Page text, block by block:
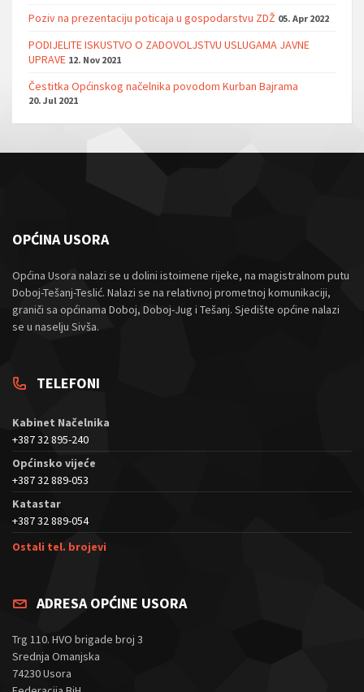
Poziv na prezentaciju poticaja u gospodarstvu ZDŽ 05. Apr 2022
PODIJELITE ISKUSTVO O ZADOVOLJSTVU USLUGAMA JAVNE
UPRAVE 12. Nov 2021
Čestitka Općinskog načelnika povodom Kurban Bajrama
20. Jul 2021
OPĆINA USORA
Općina Usora nalazi se u dolini istoimene rijeke, na magistralnom putu
Doboj-Tešanj-Teslić. Nalazi se na relativnoj prometnoj komunikaciji,
graniči sa općinama Doboj, Doboj-Jug i Tešanj. Sjedište općine nalazi
se u naselju Sivša.
TELEFONI
Kabinet Načelnika
+387 32 895-240
Općinsko vijeće
+387 32 889-053
Katastar
+387 32 889-054
Ostali tel. brojevi
ADRESA OPĆINE USORA
Trg 110. HVO brigade broj 3
Srednja Omanjska
74230 Usora